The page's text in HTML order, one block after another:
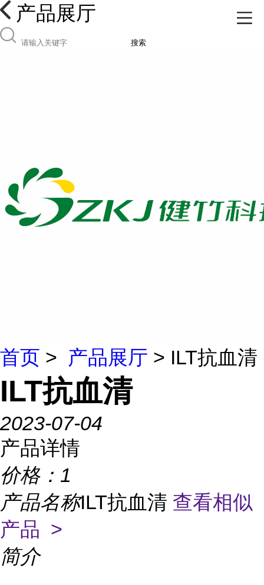
产品展厅
搜索
首页 > 产品展厅 > ILT抗血清
ILT抗血清
2023-07-04
产品详情
价格： 1
产品名称ILT抗血清 查看相似
产品 >
简介